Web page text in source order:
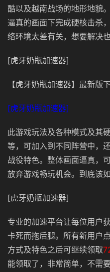
酷以及越南战场的地形地貌
逼真的画面下完成硬核击杀
络环境太差有关，想要解决
[虎牙奶瓶加速器]
【虎牙奶瓶加速器】最新版
[虎牙奶瓶加速器]
此游戏玩法及各种模式及其
等，可加入到不同阵营中，
战役特色。整体画面逼真，
放弃游戏畅玩机会。到底该
[虎牙奶瓶加速器]
专业的加速平台让每位用户
卡死而拖后腿。所有新用户
方式及特色之后可继续领取
能领取了，非常简单，不需